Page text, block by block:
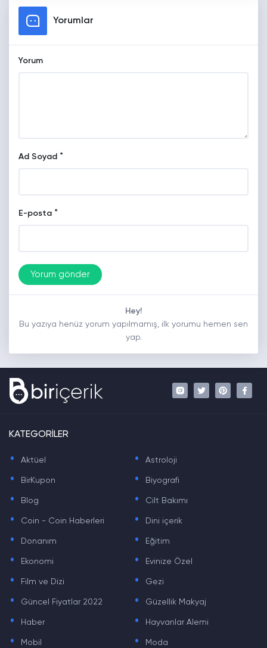
Yorumlar
Yorum
Ad Soyad *
E-posta *
Hey!
Bu yazıya henüz yorum yapılmamış, ilk yorumu hemen sen
yap.
KATEGORİLER
. Aktüel . Astroloji
. BirKupon . Biyografi
. Blog . Cilt Bakımı
. Coin - Coin Haberleri . Dini içerik
. Donanım . Eğitim
. Ekonomi . Evinize Özel
. Film ve Dizi . Gezi
. Güncel Fiyatlar 2022 . Güzellik Makyaj
. Haber . Hayvanlar Alemi
. Mobil . Moda